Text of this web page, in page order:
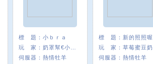
標 題： 小ｂｒａ
玩 家：
伺服器： 熱情牡羊
標 題： 新的照照喔
玩 家： 草莓蜜豆奶
伺服器： 熱情牡羊